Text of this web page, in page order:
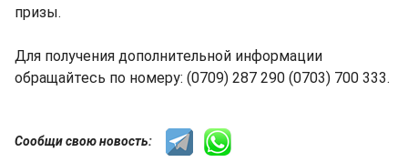
призы.
Для получения дополнительной информации
обращайтесь по номеру: (0709) 287 290 (0703) 700 333.
Сообщи свою новость: